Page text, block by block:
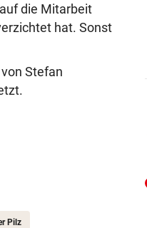
die Mitarbeit
hat. Sonst
Stefan
Pilz